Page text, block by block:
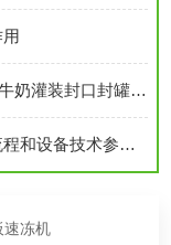
全自动带CIP清洗系统易拉罐啤酒饮料牛奶灌装封口封罐组合机原理特点介绍
芝麻法式煎饼加工生产线设备的工序流程和设备技术参数介绍